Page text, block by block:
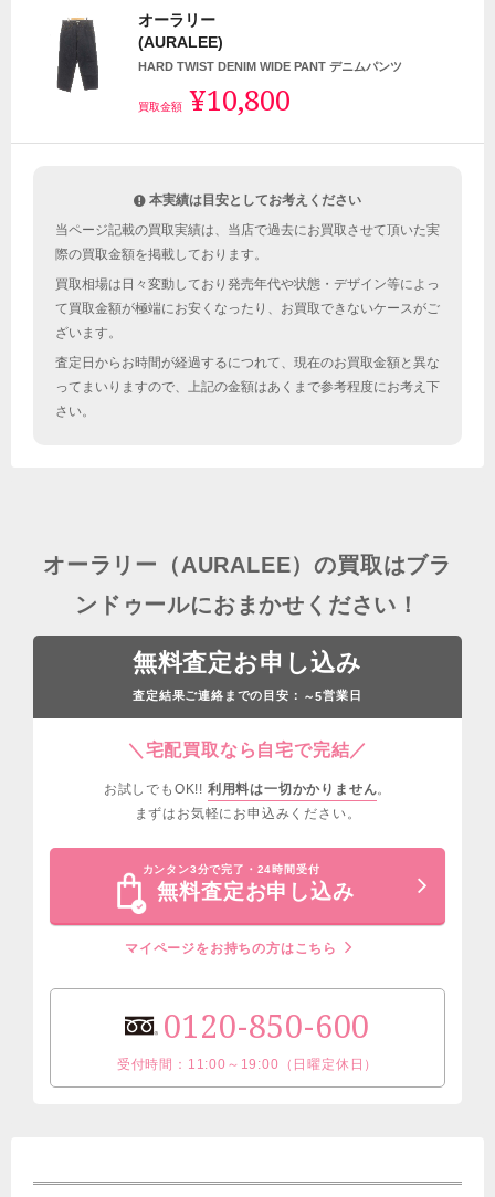
オーラリー
(AURALEE)
HARD TWIST DENIM WIDE PANT デニムパンツ
買取金額 ¥10,800
本実績は目安としてお考えください
当ページ記載の買取実績は、当店で過去にお買取させて頂いた実
際の買取金額を掲載しております。
買取相場は日々変動しており発売年代や状態・デザイン等によっ
て買取金額が極端にお安くなったり、お買取できないケースがご
ざいます。
査定日からお時間が経過するにつれて、現在のお買取金額と異な
ってまいりますので、上記の金額はあくまで参考程度にお考え下
さい。
オーラリー（AURALEE）の買取はブラ
ンドゥールにおまかせください！
無料査定お申し込み
査定結果ご連絡までの目安： ～5営業日
＼宅配買取なら自宅で完結／
お試しでもOK!! 利用料は一切かかりません。
まずはお気軽にお申込みください。
カンタン3分で完了・24時間受付
無料査定お申し込み
マイページをお持ちの方はこちら
0120-850-600
受付時間：11:00～19:00（日曜定休日）